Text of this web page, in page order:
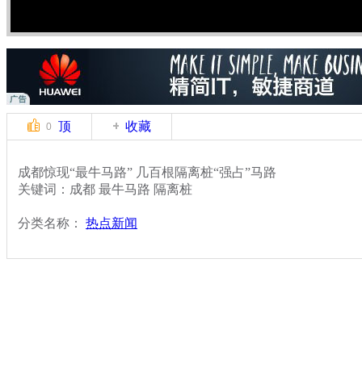
0 顶 收藏
成都惊现“最牛马路” 几百根隔离桩“强占”马路
关键词：成都 最牛马路 隔离桩
分类名称： 热点新闻